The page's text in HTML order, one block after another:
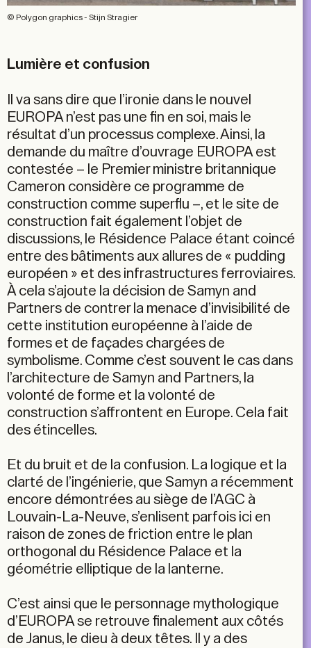
© Polygon graphics - Stijn Stragier
Lumière et confusion
Il va sans dire que l’ironie dans le nouvel
EUROPA n’est pas une fin en soi, mais le
résultat d’un processus complexe. Ainsi, la
demande du maître d’ouvrage EUROPA est
contestée – le Premier ministre britannique
Cameron considère ce programme de
construction comme superflu –, et le site de
construction fait également l’objet de
discussions, le Résidence Palace étant coincé
entre des bâtiments aux allures de « pudding
européen » et des infrastructures ferroviaires.
À cela s’ajoute la décision de Samyn and
Partners de contrer la menace d’invisibilité de
cette institution européenne à l’aide de
formes et de façades chargées de
symbolisme. Comme c’est souvent le cas dans
l’architecture de Samyn and Partners, la
volonté de forme et la volonté de
construction s’affrontent en Europe. Cela fait
des étincelles.
Et du bruit et de la confusion. La logique et la
clarté de l’ingénierie, que Samyn a récemment
encore démontrées au siège de l’AGC à
Louvain-La-Neuve, s’enlisent parfois ici en
raison de zones de friction entre le plan
orthogonal du Résidence Palace et la
géométrie elliptique de la lanterne.
C’est ainsi que le personnage mythologique
d’EUROPA se retrouve finalement aux côtés
de Janus, le dieu à deux têtes. Il y a des